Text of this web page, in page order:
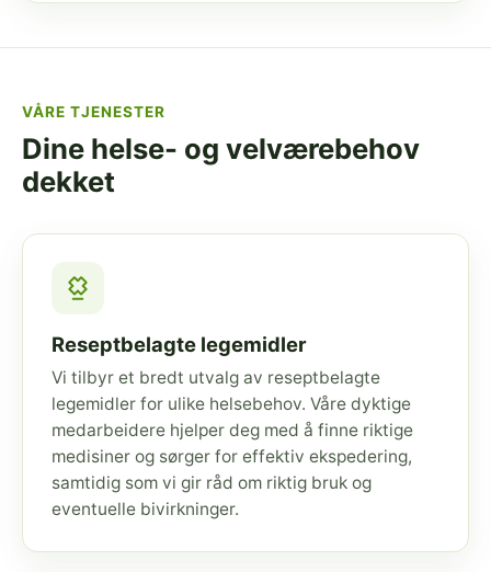
VÅRE TJENESTER
Dine helse- og velværebehov
dekket
Reseptbelagte legemidler
Vi tilbyr et bredt utvalg av reseptbelagte
legemidler for ulike helsebehov. Våre dyktige
medarbeidere hjelper deg med å finne riktige
medisiner og sørger for effektiv ekspedering,
samtidig som vi gir råd om riktig bruk og
eventuelle bivirkninger.